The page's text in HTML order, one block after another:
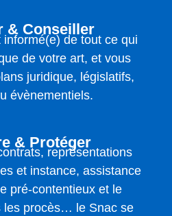
& Conseiller
de tout ce qui
de votre art, et vous
juridique, législatifs,
évènementiels.
& Protéger
représentations
et instance, assistance
pré-contentieux et le
les procès… le Snac se